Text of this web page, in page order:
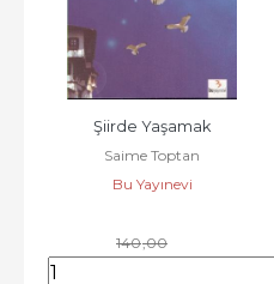
Şiirde Yaşamak
Saime Toptan
Bu Yayınevi
140,00
119,00